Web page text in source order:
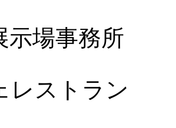
示場事務所
レストラン